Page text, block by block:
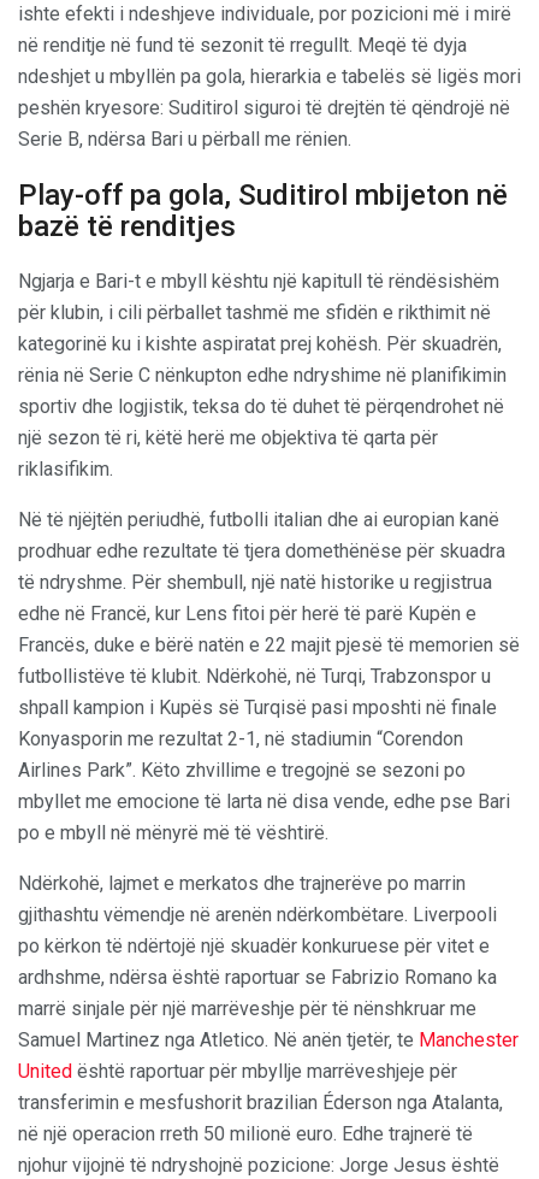
ishte efekti i ndeshjeve individuale, por pozicioni më i mirë
në renditje në fund të sezonit të rregullt. Meqë të dyja
ndeshjet u mbyllën pa gola, hierarkia e tabelës së ligës mori
peshën kryesore: Suditirol siguroi të drejtën të qëndrojë në
Serie B, ndërsa Bari u përball me rënien.
Play-off pa gola, Suditirol mbijeton në
bazë të renditjes
Ngjarja e Bari-t e mbyll kështu një kapitull të rëndësishëm
për klubin, i cili përballet tashmë me sfidën e rikthimit në
kategorinë ku i kishte aspiratat prej kohësh. Për skuadrën,
rënia në Serie C nënkupton edhe ndryshime në planifikimin
sportiv dhe logjistik, teksa do të duhet të përqendrohet në
një sezon të ri, këtë herë me objektiva të qarta për
riklasifikim.
Në të njëjtën periudhë, futbolli italian dhe ai europian kanë
prodhuar edhe rezultate të tjera domethënëse për skuadra
të ndryshme. Për shembull, një natë historike u regjistrua
edhe në Francë, kur Lens fitoi për herë të parë Kupën e
Francës, duke e bërë natën e 22 majit pjesë të memorien së
futbollistëve të klubit. Ndërkohë, në Turqi, Trabzonspor u
shpall kampion i Kupës së Turqisë pasi mposhti në finale
Konyasporin me rezultat 2-1, në stadiumin “Corendon
Airlines Park”. Këto zhvillime e tregojnë se sezoni po
mbyllet me emocione të larta në disa vende, edhe pse Bari
po e mbyll në mënyrë më të vështirë.
Ndërkohë, lajmet e merkatos dhe trajnerëve po marrin
gjithashtu vëmendje në arenën ndërkombëtare. Liverpooli
po kërkon të ndërtojë një skuadër konkuruese për vitet e
ardhshme, ndërsa është raportuar se Fabrizio Romano ka
marrë sinjale për një marrëveshje për të nënshkruar me
Samuel Martinez nga Atletico. Në anën tjetër, te Manchester
United është raportuar për mbyllje marrëveshjeje për
transferimin e mesfushorit brazilian Éderson nga Atalanta,
në një operacion rreth 50 milionë euro. Edhe trajnerë të
njohur vijojnë të ndryshojnë pozicione: Jorge Jesus është